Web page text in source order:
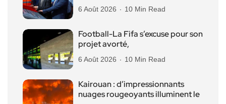
6 Août 2026 10 Min Read
Football-La Fifa s’excuse pour son
projet avorté,
6 Août 2026 10 Min Read
Kairouan : d’impressionnants
nuages rougeoyants illuminent le